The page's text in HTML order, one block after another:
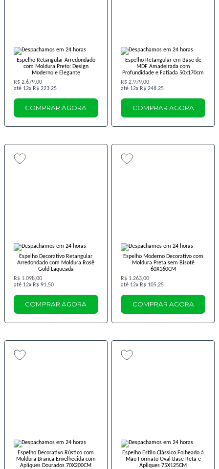
Espelho Retangular Arredondado
com Moldura Preto: Design
Moderno e Elegante
R$ 2.679,00
12x R$ 223,25
COMPRAR AGORA
Espelho Retangular em Base de
MDF Amadeirada com
Profundidade e Fatiada 50x170cm
R$ 2.979,00
12x R$ 248,25
COMPRAR AGORA
Espelho Decorativo Retangular
Arredondado com Moldura Rosê
Gold Laqueada
R$ 1.098,00
12x R$ 91,50
COMPRAR AGORA
Espelho Moderno Decorativo com
Moldura Preta sem Bisotê
60X160CM
R$ 1.263,00
12x R$ 105,25
COMPRAR AGORA
Espelho Decorativo Rústico com
Moldura Branca Envelhecida com
Apliques Dourados 70X200CM
Espelho Estilo Clássico Folheado à
Mão Formato Oval Base Reta e
Apliques 75X125CM